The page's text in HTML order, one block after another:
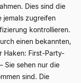
Dies sind die
jemals zugreifen
kontrollieren.
einen bekannten,
Haken: First-Party-
Sie sehen nur die
sind. Die